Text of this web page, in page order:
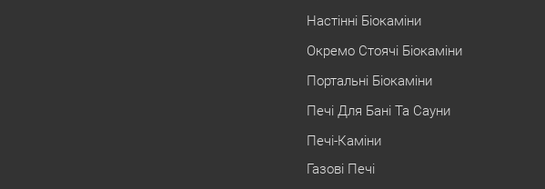
Настінні Біокаміни
Окремо Стоячі Біокаміни
Портальні Біокаміни
Печі Для Бані Та Сауни
Печі-Каміни
Газові Печі